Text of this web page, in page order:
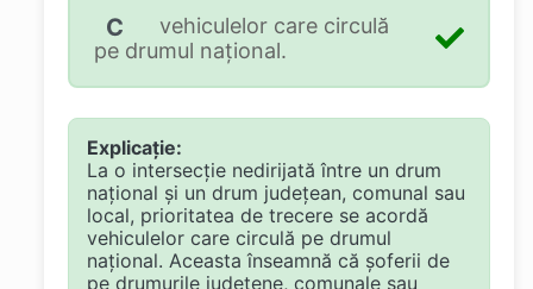
C
vehiculelor care circulă
pe drumul naţional.
Explicație:
La o intersecție nedirijată între un drum
național și un drum județean, comunal sau
local, prioritatea de trecere se acordă
vehiculelor care circulă pe drumul
național. Aceasta înseamnă că șoferii de
pe drumurile județene, comunale sau